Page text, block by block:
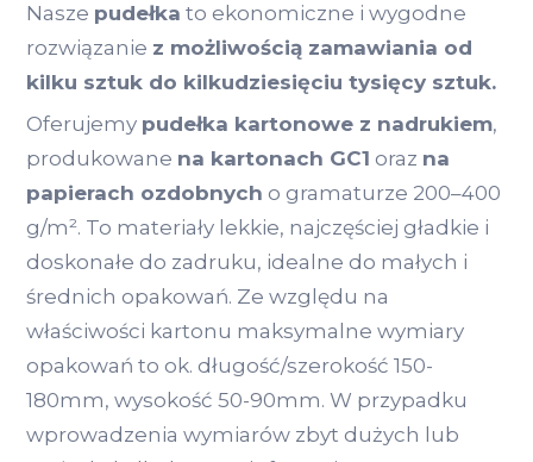
Nasze pudełka to ekonomiczne i wygodne
rozwiązanie z możliwością zamawiania od
kilku sztuk do kilkudziesięciu tysięcy sztuk.
Oferujemy pudełka kartonowe z nadrukiem,
produkowane na kartonach GC1 oraz na
papierach ozdobnych o gramaturze 200–400
g/m². To materiały lekkie, najczęściej gładkie i
doskonałe do zadruku, idealne do małych i
średnich opakowań. Ze względu na
właściwości kartonu maksymalne wymiary
opakowań to ok. długość/szerokość 150-
180mm, wysokość 50-90mm. W przypadku
wprowadzenia wymiarów zbyt dużych lub